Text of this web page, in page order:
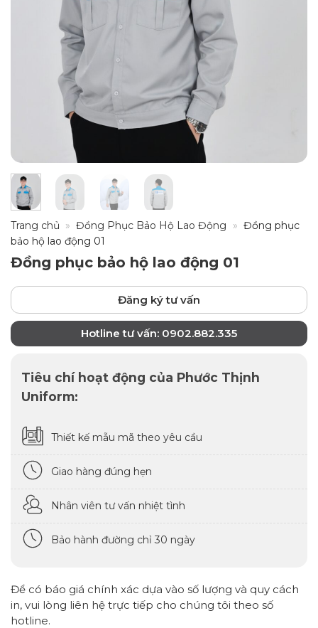
Trang chủ » Đồng Phục Bảo Hộ Lao Động » Đồng phục
bảo hộ lao động 01
Đồng phục bảo hộ lao động 01
Đăng ký tư vấn
Hotline tư vấn: 0902.882.335
Tiêu chí hoạt động của Phước Thịnh
Uniform:
Thiết kế mẫu mã theo yêu cầu
Giao hàng đúng hẹn
Nhân viên tư vấn nhiệt tình
Bảo hành đường chỉ 30 ngày
Để có báo giá chính xác dựa vào số lượng và quy cách
in, vui lòng liên hệ trực tiếp cho chúng tôi theo số
hotline.